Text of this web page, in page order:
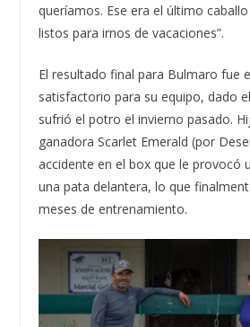
queríamos. Ese era el último
listos para irnos de vacaciones”.
El resultado final para Bulmaro fue
satisfactorio para su equipo, dado
sufrió el potro el invierno pasado.
ganadora Scarlet Emerald (por
accidente en el box que le provocó
una pata delantera, lo que
meses de entrenamiento.